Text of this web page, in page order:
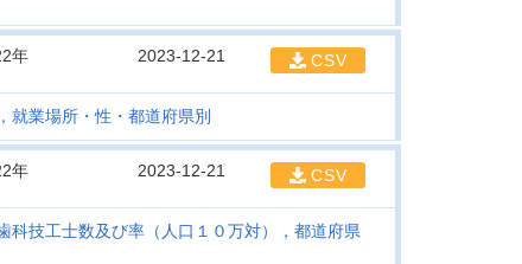
年 2023-12-21 CSV
就業場所・性・都道府県別
年 2023-12-21 CSV
科技工士数及び率（人口１０万対），都道府県